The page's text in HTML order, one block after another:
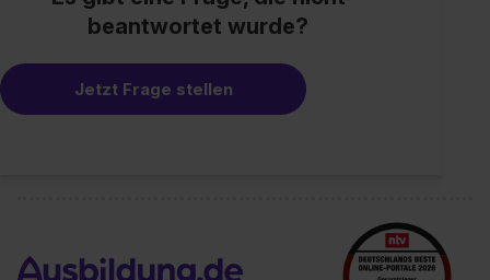
beantwortet wurde?
Jetzt Frage stellen